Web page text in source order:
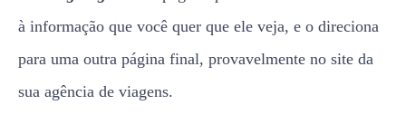
à informação que você quer que ele veja, e o direciona
para uma outra página final, provavelmente no site da
sua agência de viagens.